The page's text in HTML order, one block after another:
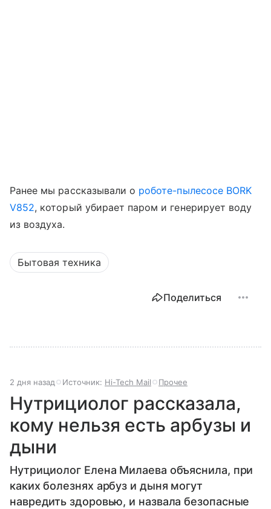
Ранее мы рассказывали о роботе-пылесосе BORK
V852, который убирает паром и генерирует воду
из воздуха.
Бытовая техника
Поделиться
2 дня назад Источник: Hi-Tech Mail Прочее
Нутрициолог рассказала,
кому нельзя есть арбузы и
дыни
Нутрициолог Елена Милаева объяснила, при
каких болезнях арбуз и дыня могут
навредить здоровью, и назвала безопасные